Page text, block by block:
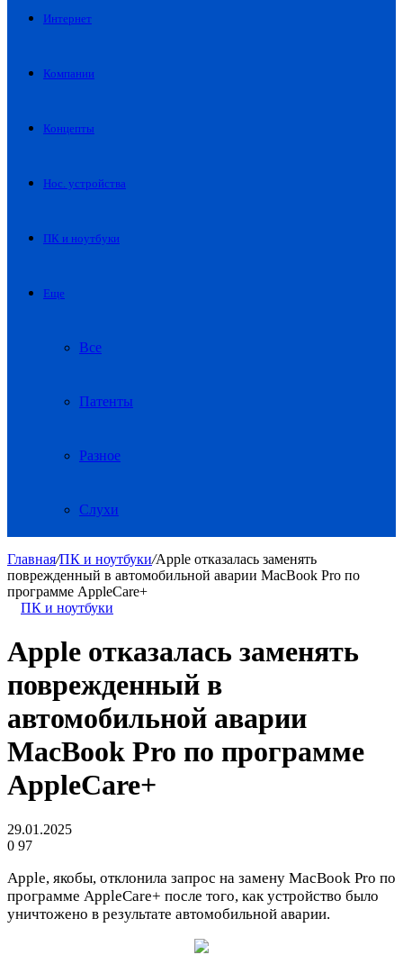
Интернет
Компании
Концепты
Нос. устройства
ПК и ноутбуки
Еще
Все
Патенты
Разное
Слухи
Главная/ПК и ноутбуки/Apple отказалась заменять
поврежденный в автомобильной аварии MacBook Pro по
программе AppleCare+
ПК и ноутбуки
Apple отказалась заменять
поврежденный в
автомобильной аварии
MacBook Pro по программе
AppleCare+
29.01.2025
0 97
Apple, якобы, отклонила запрос на замену MacBook Pro по
программе AppleCare+ после того, как устройство было
уничтожено в результате автомобильной аварии.